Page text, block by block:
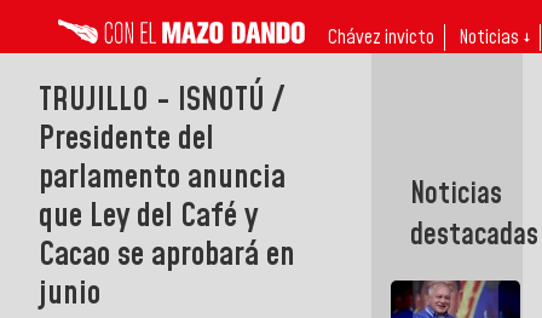
Chávez invicto Noticias ↓
TRUJILLO - ISNOTÚ /
Presidente del
parlamento anuncia
que Ley del Café y
Cacao se aprobará en
junio
Noticias
destacadas